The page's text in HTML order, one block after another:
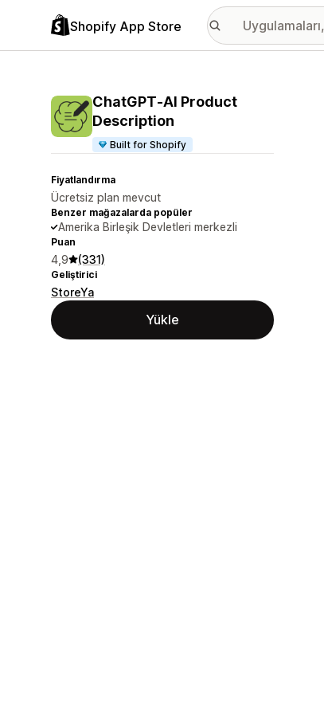
Shopify App Store
ChatGPT‑AI Product
Description
Built for Shopify
Fiyatlandırma
Ücretsiz plan mevcut
Benzer mağazalarda popüler
Amerika Birleşik Devletleri merkezli
Puan
4,9 (331)
Geliştirici
StoreYa
Yükle